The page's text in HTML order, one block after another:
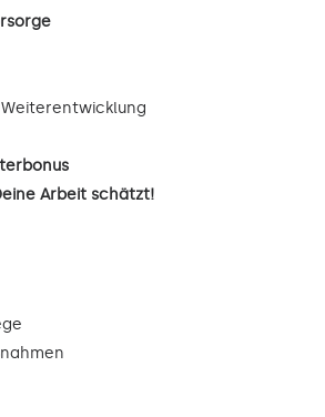
Arbeit schätzt!